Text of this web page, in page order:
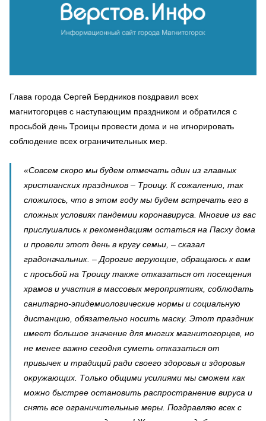
Глава города Сергей Бердников поздравил всех
магнитогорцев с наступающим праздником и обратился с
просьбой день Троицы провести дома и не игнорировать
соблюдение всех ограничительных мер.
«Совсем скоро мы будем отмечать один из главных
христианских праздников – Троицу. К сожалению, так
сложилось, что в этом году мы будем встречать его в
сложных условиях пандемии коронавируса. Многие из вас
прислушались к рекомендациям остаться на Пасху дома
и провели этот день в кругу семьи, – сказал
градоначальник. – Дорогие верующие, обращаюсь к вам
с просьбой на Троицу также отказаться от посещения
храмов и участия в массовых мероприятиях, соблюдать
санитарно-эпидемиологические нормы и социальную
дистанцию, обязательно носить маску. Этот праздник
имеет большое значение для многих магнитогорцев, но
не менее важно сегодня суметь отказаться от
привычек и традиций ради своего здоровья и здоровья
окружающих. Только общими усилиями мы сможем как
можно быстрее остановить распространение вируса и
снять все ограничительные меры. Поздравляю всех с